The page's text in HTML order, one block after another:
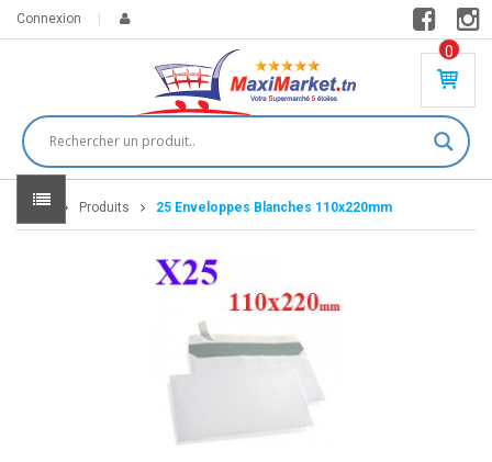
Connexion
0
PR
DU
IT(
S)
Home Produits 25 Enveloppes Blanches 110x220mm